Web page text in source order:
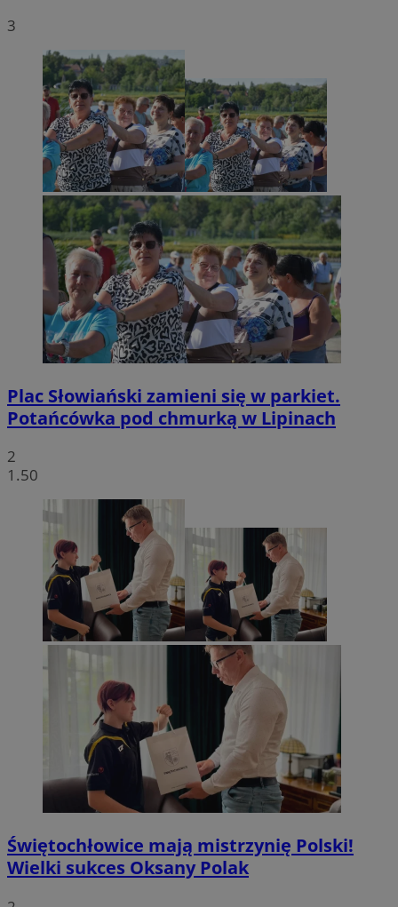
3
Plac Słowiański zamieni się w parkiet.
Potańcówka pod chmurką w Lipinach
2
1.50
Świętochłowice mają mistrzynię Polski!
Wielki sukces Oksany Polak